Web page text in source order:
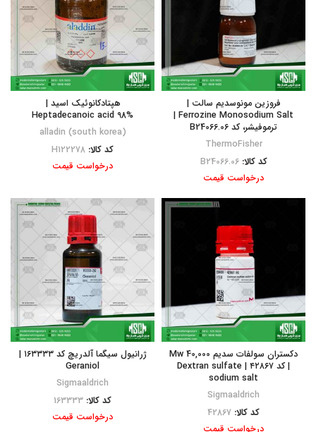
فروزین مونوسدیم سالت |
Ferrozine Monosodium Salt |
ترموفیشر، کد B24066.06
ThermoFisher
کد کالا:B24066.06
درخواست قیمت
هپتادکانوئیک اسید |
Heptadecanoic acid 98%
alladin (south korea)
کد کالا: H122278
درخواست قیمت
دکستران سولفات سدیم Mw 40,000
| کد ۴۲۸۶۷ | Dextran sulfate
sodium salt
Sigmaaldrich
کد کالا: 42867
ژرانیول سیگما آلدریچ کد ۱۶۳۳۳۳ |
Geraniol
Sigmaaldrich
کد کالا: 163333
درخواست قیمت